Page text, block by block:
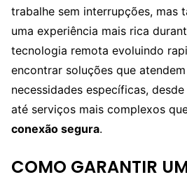
trabalhe sem interrupções, mas
uma experiência mais rica
tecnologia remota evoluindo
encontrar soluções que
necessidades específicas,
até serviços mais complexos
conexão segura.
COMO GARANTIR